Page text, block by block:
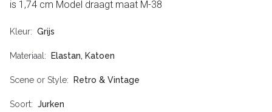
is 1,74 cm Model draagt maat M-38
Kleur Grijs
Materiaal Elastan, Katoen
Scene or Style Retro & Vintage
Soort Jurken